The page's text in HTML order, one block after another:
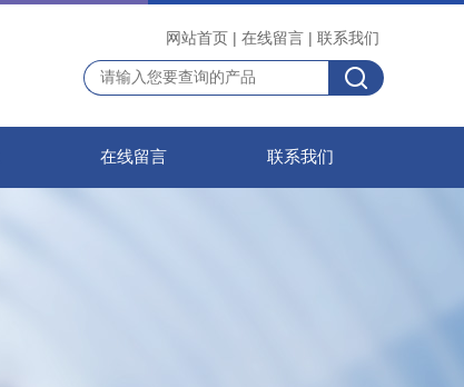
网站首页 | 在线留言 | 联系我们
在线留言 联系我们